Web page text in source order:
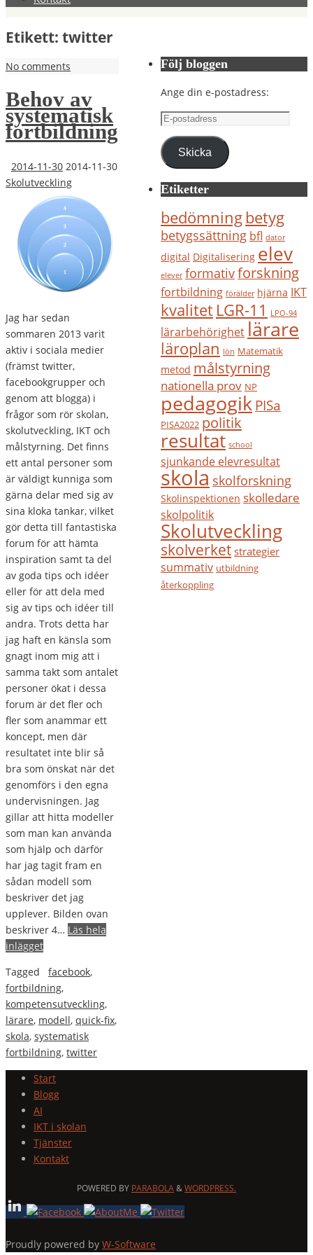
Etikett: twitter
No comments
Behov av
systematisk
fortbildning
2014-11-30 2014-11-30
Skolutveckling
Jag har sedan
sommaren 2013 varit
aktiv i sociala medier
(främst twitter,
facebookgrupper och
genom att blogga) i
frågor som rör skolan,
skolutveckling, IKT och
målstyrning. Det finns
ett antal personer som
är väldigt kunniga som
gärna delar med sig av
sina kloka tankar, vilket
gör detta till fantastiska
forum för att hämta
inspiration samt ta del
av goda tips och idéer
eller för att dela med
sig av tips och idéer till
andra. Trots detta har
jag haft en känsla som
gnagt inom mig att i
samma takt som antalet
personer ökat i dessa
forum är det fler och
fler som anammar ett
koncept, men där
resultatet inte blir så
bra som önskat när det
genomförs i den egna
undervisningen. Jag
gillar att hitta modeller
som man kan använda
som hjälp och därför
har jag tagit fram en
sådan modell som
beskriver det jag
upplever. Bilden ovan
beskriver 4… Läs hela
inlägget
Tagged
facebook,
fortbildning,
kompetensutveckling,
lärare, modell, quick-fix,
skola, systematisk
fortbildning, twitter
Följ bloggen
Ange din e-postadress:
E-
postadress
Skicka
Etiketter
bedömningbetyg
betygssättning bfl dator
digital Digitalisering elev
elever formativforskning
fortbildning förälder hjärna IKT
kvalitet LGR-11 LPO-94
lärarbehörighet lärare
läroplan lön Matematik
metod målstyrning
nationella prov NP
pedagogikPISa
PISA2022 politik
resultat school
sjunkande elevresultat
skola skolforskning
Skolinspektionen skolledare
skolpolitik
Skolutveckling
skolverket strategier
summativ utbildning
återkoppling
Start
Blogg
AI
IKT i skolan
Tjänster
Kontakt
POWERED BY PARABOLA&WORDPRESS.
Proudly powered by W-Software